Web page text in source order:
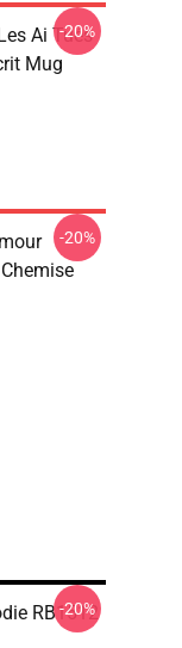
Ai Tués
Mug
-20%
-20%
RB1512
-20%